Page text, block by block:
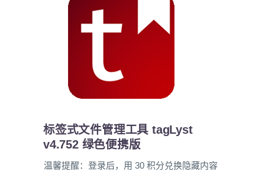
标签式文件管理工具 tagLyst
v4.752 绿色便携版
温馨提醒：登录后，用 30 积分兑换隐藏内容